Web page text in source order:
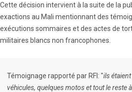
Cette décision intervient à la suite de la
exactions au Mali mentionnant des
exécutions sommaires et des actes de
militaires blancs non francophones.
Témoignage rapporté par RFI: "ils
véhicules, quelques motos et tout le reste